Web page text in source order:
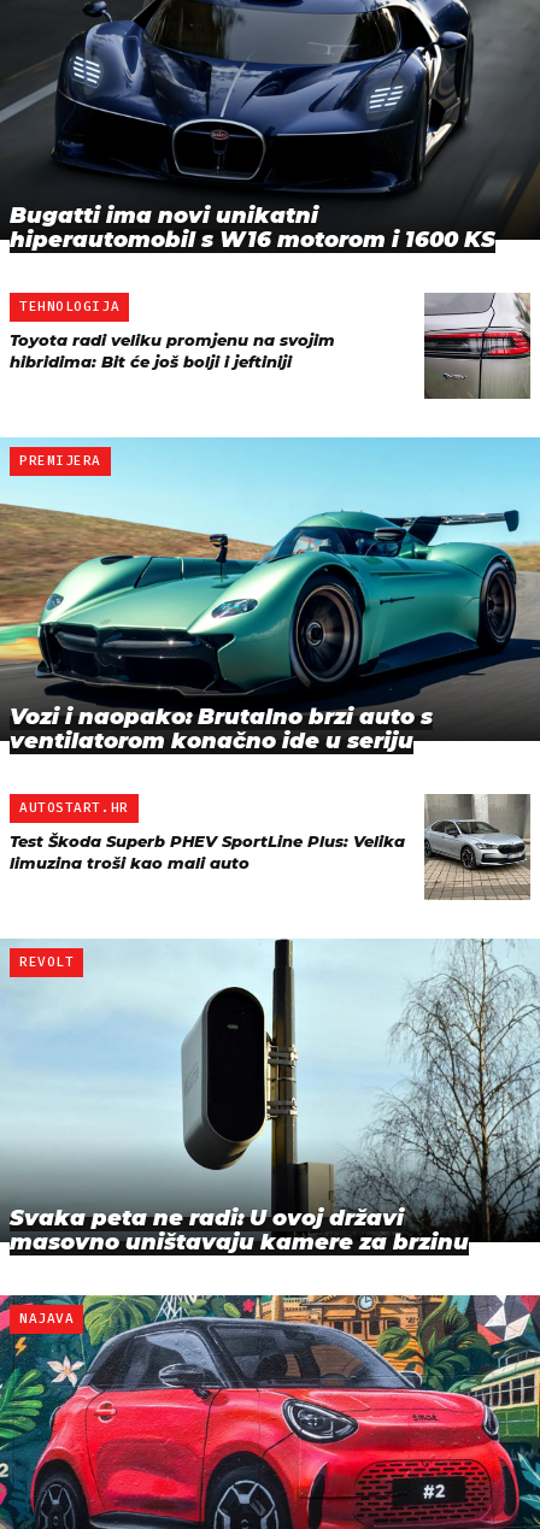
Bugatti ima novi unikatni
hiperautomobil s W16 motorom i 1600 KS
TEHNOLOGIJA
Toyota radi veliku promjenu na svojim
hibridima: Bit će još bolji i jeftiniji
PREMIJERA
Vozi i naopako: Brutalno brzi auto s
ventilatorom konačno ide u seriju
AUTOSTART.HR
Test Škoda Superb PHEV SportLine Plus: Velika
limuzina troši kao mali auto
REVOLT
Svaka peta ne radi: U ovoj državi
masovno uništavaju kamere za brzinu
NAJAVA